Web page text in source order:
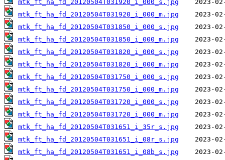
mtk_ft_ha_fd_20120504T031920_i_000_s.jpg
mtk_ft_ha_fd_20120504T031920_i_000_m.jpg
mtk_ft_ha_fd_20120504T031850_i_000_s.jpg
mtk_ft_ha_fd_20120504T031850_i_000_m.jpg
mtk_ft_ha_fd_20120504T031820_i_000_s.jpg
mtk_ft_ha_fd_20120504T031820_i_000_m.jpg
mtk_ft_ha_fd_20120504T031750_i_000_s.jpg
mtk_ft_ha_fd_20120504T031750_i_000_m.jpg
mtk_ft_ha_fd_20120504T031720_i_000_s.jpg
mtk_ft_ha_fd_20120504T031720_i_000_m.jpg
mtk_ft_ha_fd_20120504T031651_i_35r_s.jpg
mtk_ft_ha_fd_20120504T031651_i_08r_s.jpg
mtk_ft_ha_fd_20120504T031651_i_08b_s.jpg